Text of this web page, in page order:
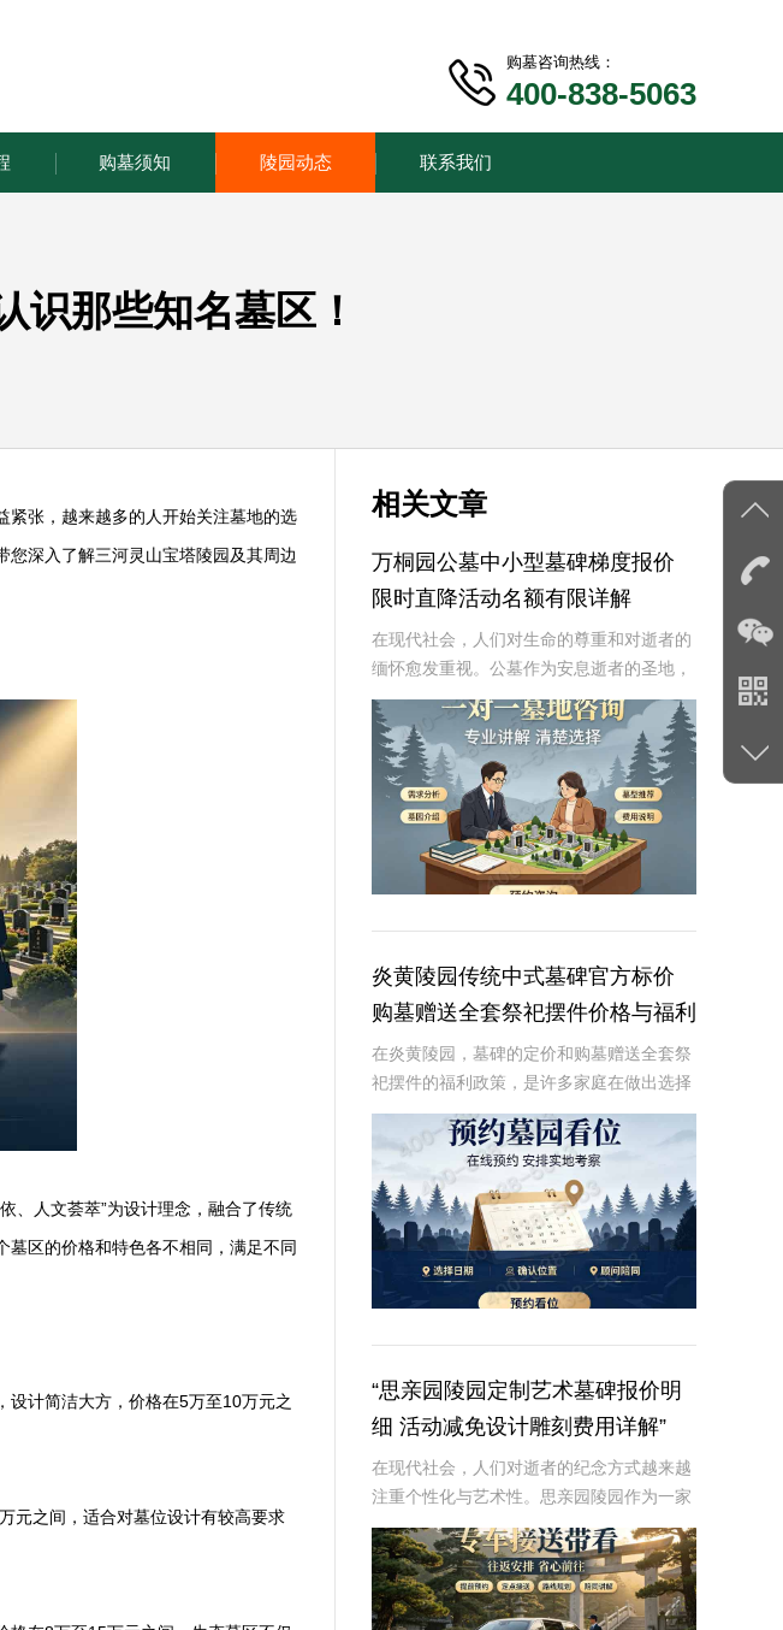
购墓咨询热线：
400-838-5063
购墓须知 陵园动态 联系我们
识那些知名墓区！
紧张，越来越多的人开始关注墓地的选
您深入了解三河灵山宝塔陵园及其周边
、人文荟萃”为设计理念，融合了传统
区的价格和特色各不相同，满足不同
设计简洁大方，价格在5万至10万元之
元之间，适合对墓位设计有较高要求
相关文章
万桐园公墓中小型墓碑梯度报价
限时直降活动名额有限详解
在现代社会，人们对生命的尊重和对逝者的
缅怀愈发重视。公墓作为安息逝者的圣地，
其墓碑的选择不仅是对逝者的纪念，也是生
者情感的寄托。万桐园公墓作为一家知名的
大型公墓，一直致力于提供高品质、个性化
的墓碑服务
炎黄陵园传统中式墓碑官方标价
购墓赠送全套祭祀摆件价格与福利
深度解析
在炎黄陵园，墓碑的定价和购墓赠送全套祭
祀摆件的福利政策，是许多家庭在做出选择
时的重要考虑因素。本文将从专业角度深入
解析这些内容，为读者提供有价值、信息丰
富的信息。☎ 炎黄陵园电话:400-838-50
“思亲园陵园定制艺术墓碑报价明
细 活动减免设计雕刻费用详解”
在现代社会，人们对逝者的纪念方式越来越
注重个性化与艺术性。思亲园陵园作为一家
专业的陵园服务提供商，推出了定制艺术墓
碑服务，以满足客户对逝者的特殊纪念需
求。本文将详细介绍思亲园陵园定制艺术墓
碑的报价明细